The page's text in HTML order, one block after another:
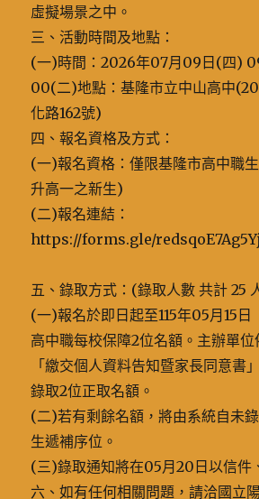
虛擬場景之中。
三、活動時間及地點：
(一)時間：2026年07月09日(四)
00(二)地點：基隆市立中山高中
化路162號)
四、報名資格及方式：
(一)報名資格：僅限基隆市高中職
升高一之新生)
(二)報名連結：
https://forms.gle/
五、錄取方式：(錄取人數 共計 25
(一)報名於即日起至115年05月15日
高中職每校保障2位名額。主辦單
「繳交個人資料告知暨家長同意書
錄取2位正取名額。
(二)若有剩餘名額，將由系統自未
生遞補序位。
(三)錄取通知將在05月20日以信件
六、如有任何相關問題，請洽國立